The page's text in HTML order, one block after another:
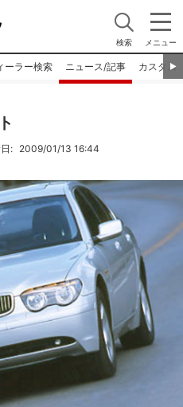
検索 メニュー
▶︎
ーラー検索 ニュース/記事 カスタム
: 2009/01/13 16:44